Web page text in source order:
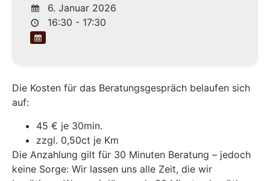
6. Januar 2026
16:30 - 17:30
Die Kosten für das Beratungsgespräch belaufen sich
auf:
45 € je 30min.
zzgl. 0,50ct je Km
Die Anzahlung gilt für 30 Minuten Beratung – jedoch
keine Sorge: Wir lassen uns alle Zeit, die wir